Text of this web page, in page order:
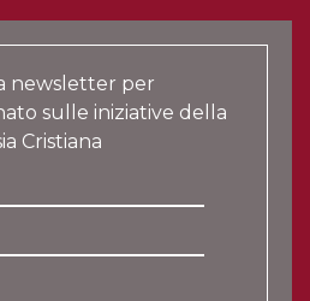
newsletter per
sulle iniziative della
Cristiana